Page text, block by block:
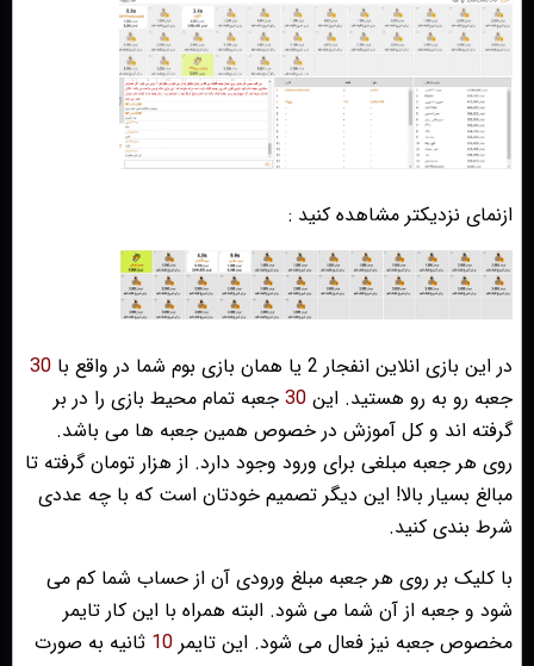
ازنمای نزدیکتر مشاهده کنید :
در این بازی انلاین انفجار 2 یا همان بازی بوم شما در واقع با
30
جعبه رو به رو هستید. این 30 جعبه تمام محیط بازی را در بر
گرفته اند و کل آموزش در خصوص همین جعبه ها می باشد.
روی هر جعبه مبلغی برای ورود وجود دارد. از هزار تومان گرفته تا
مبالغ بسیار بالا! این دیگر تصمیم خودتان است که با چه عددی
شرط بندی کنید.
با کلیک بر روی هر جعبه مبلغ ورودی آن از حساب شما کم می
شود و جعبه از آن شما می شود. البته همراه با این کار تایمر
مخصوص جعبه نیز فعال می شود. این تایمر 10 ثانیه به صورت